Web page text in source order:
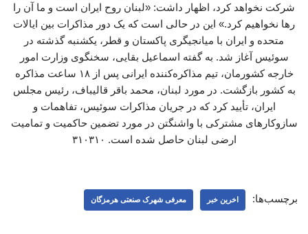
شرکت نخواهد کرد، اظهار داشت: «لبنان روح ایران است و ما آن را
رها نخواهیم کرد.» این در حالی است که یک دور مذاکرات بین ایالات
متحده و ایران با میانجیگری پاکستان و قطر، یکشنبه گذشته در
سوئیس آغاز شد. به گفته اسماعیل بقایی، سخنگوی وزارت امور
خارجه کشورمان، تیم مذاکره‌کننده ایرانی پس از ۱۸ ساعت مذاکره
به کشور بازگشت. در مورد لبنان، محمد باقر قالیباف، رئیس مجلس
ایران، تأیید کرد که در جریان مذاکرات سوئیس، تفاهمات و
سازوکارهای مشترکی با واشنگتن در مورد تضمین حاکمیت و تمامیت
ارضی لبنان حاصل شده است. ۳۱۰۳۱۰
برچسب‌ها: اخرین خبر معرفی شهرک صنعتی هرمزگان